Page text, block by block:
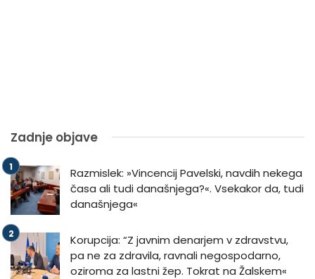
Zadnje objave
Razmislek: »Vincencij Pavelski, navdih nekega
časa ali tudi današnjega?«. Vsekakor da, tudi
današnjega«
Korupcija: “Z javnim denarjem v zdravstvu,
pa ne za zdravila, ravnali negospodarno,
oziroma za lastni žep. Tokrat na Žalskem«